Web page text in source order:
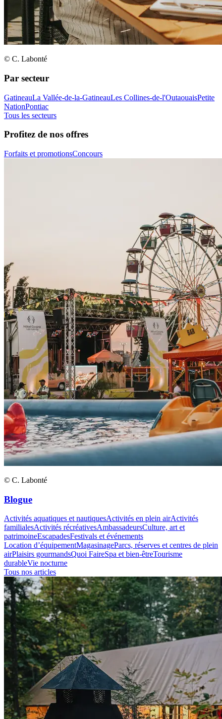
© C. Labonté
Par secteur
GatineauLa Vallée-de-la-GatineauLes Collines-de-l'OutaouaisPetite
NationPontiac
Tous les secteurs
Profitez de nos offres
Forfaits et promotionsConcours
© C. Labonté
Blogue
Activités aquatiques et nautiquesActivités en plein airActivités
familialesActivités récréativesAmbassadeursCulture, art et
patrimoineEscapadesFestivals et événements
Location d’équipementMagasinageParcs, réserves et centres de plein
airPlaisirs gourmandsQuoi FaireSpa et bien-êtreTourisme
durableVie nocturne
Tous nos articles